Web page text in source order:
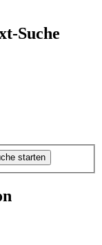
Suche